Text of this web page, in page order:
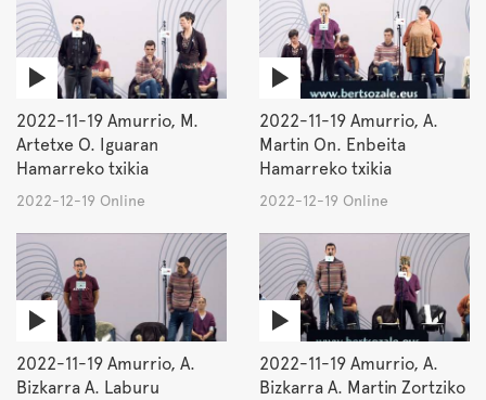
2022-11-19 Amurrio, M.
Artetxe O. Iguaran
Hamarreko txikia
2022-12-19 Online
2022-11-19 Amurrio, A.
Martin On. Enbeita
Hamarreko txikia
2022-12-19 Online
2022-11-19 Amurrio, A.
Bizkarra A. Laburu
2022-11-19 Amurrio, A.
Bizkarra A. Martin Zortziko